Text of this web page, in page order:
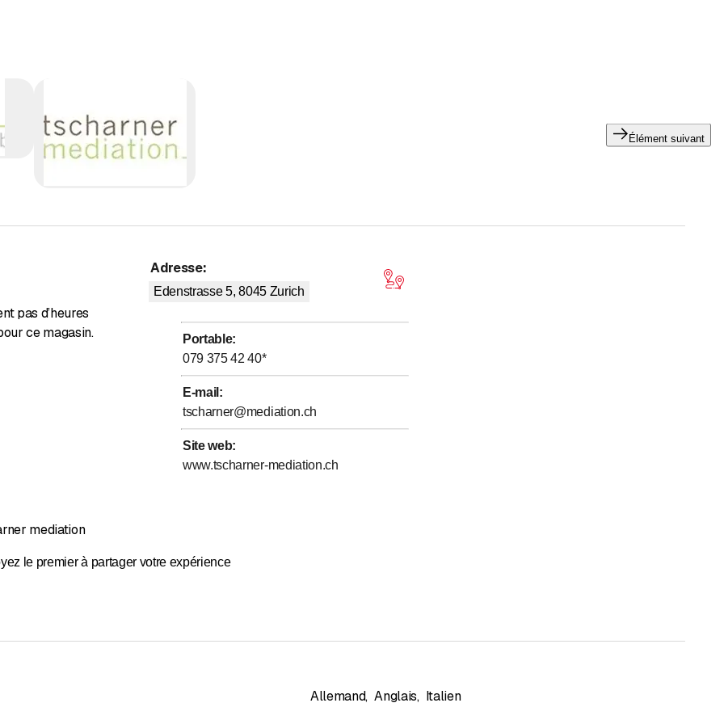
être une solution pour un conflit dans votre voisinage, votre famille ou votre couple.
mediation !
Élément suivant
pas d’heures
ce magasin.
Adresse:
Edenstrasse 5, 8045 Zurich
Portable:
079 375 42 40*
E-mail :
tscharner@mediation.ch
Site web:
www.tscharner-mediation.ch
mediation
le premier à partager votre expérience
Allemand, Anglais, Italien